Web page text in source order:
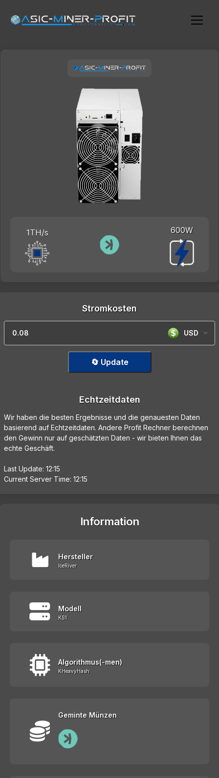
1TH/s 600W
Stromkosten
USD
🔄 Update
Echtzeitdaten
Wir haben die besten Ergebnisse und die genauesten Daten
basierend auf Echtzeitdaten. Andere Profit Rechner berechnen
den Gewinn nur auf geschätzten Daten - wir bieten Ihnen das
echte Geschäft.
Last Update: 12:15
Current Server Time: 12:15
Information
Hersteller
IceRiver
Modell
KS1
Algorithmus(-men)
KHeavyHash
Geminte Münzen